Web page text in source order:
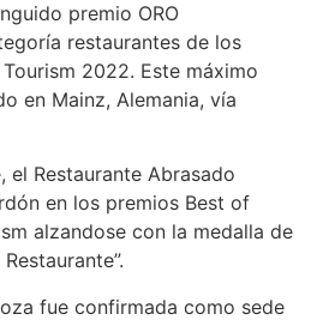
premio ORO
restaurantes de los
2022. Este máximo
en Mainz, Alemania, vía
el Restaurante Abrasado
en los premios Best of
alzandose con la medalla de
fue confirmada como sede